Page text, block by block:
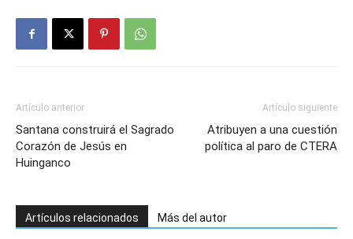
Artículo anterior
Santana construirá el Sagrado
Corazón de Jesús en
Huinganco
Artículo siguiente
Atribuyen a una cuestión
política al paro de CTERA
Artículos relacionados Más del autor